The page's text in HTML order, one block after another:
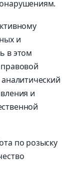
и
в этом
и
по розыску